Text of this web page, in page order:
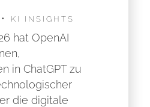
KI INSIGHTS
hat OpenAI
in ChatGPT zu
die digitale